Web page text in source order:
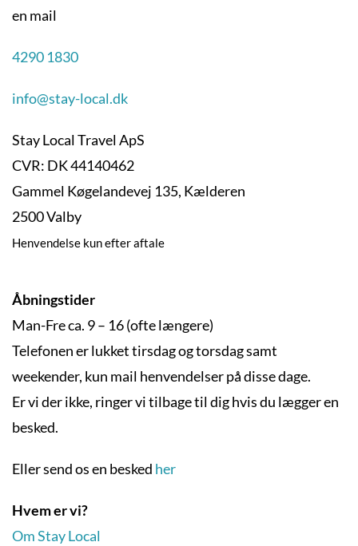
en mail
4290 1830
info@stay-local.dk
Stay Local Travel ApS
CVR: DK 44140462
Gammel Køgelandevej 135, Kælderen
2500 Valby
Henvendelse kun efter aftale
Åbningstider
Man-Fre ca. 9 – 16 (ofte længere)
Telefonen er lukket tirsdag og torsdag samt
weekender, kun mail henvendelser på disse dage.
Er vi der ikke, ringer vi tilbage til dig hvis du lægger en
besked.
Eller send os en besked her
Hvem er vi?
Om Stay Local